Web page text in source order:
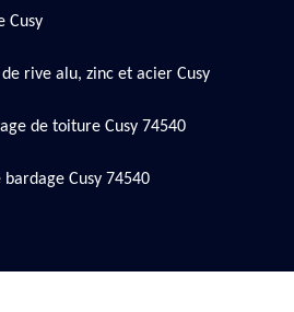
Cusy
rive alu, zinc et acier Cusy
de toiture Cusy 74540
Cusy 74540